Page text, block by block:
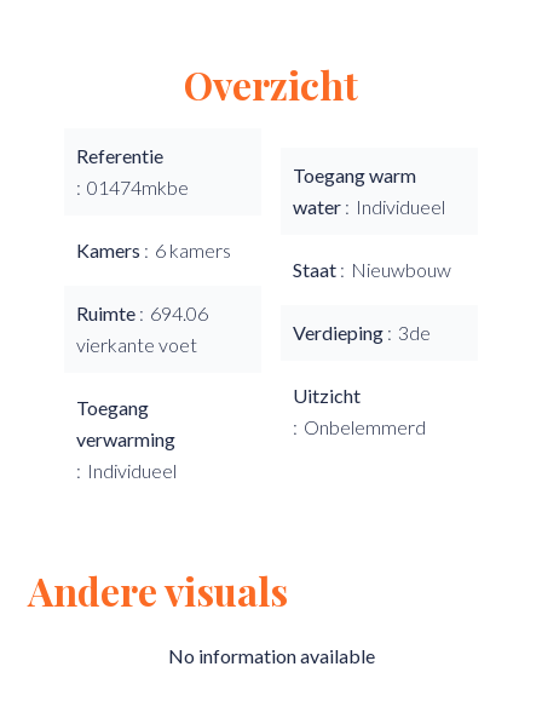
Overzicht
Referentie
01474mkbe
Kamers 6 kamers
Ruimte
694.06
vierkante voet
Toegang
verwarming
Individueel
Toegang warm
water
Individueel
Staat Nieuwbouw
Verdieping 3de
Uitzicht
Onbelemmerd
Andere visuals
No information available